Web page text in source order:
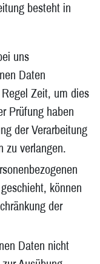
besteht in
uns
Daten
Zeit, um dies
Prüfung haben
der Verarbeitung
zu verlangen.
können
der
Daten nicht